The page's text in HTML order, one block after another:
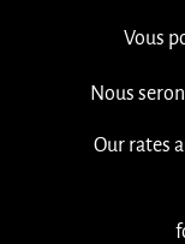
Vous
Nous
Our rates